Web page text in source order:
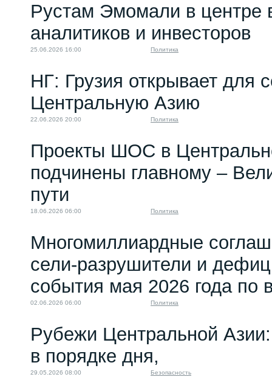
Рустам Эмомали в центре
аналитиков и инвесторов
25.06.2026 16:00 Политика
НГ: Грузия открывает для
Центральную Азию
22.06.2026 20:00 Политика
Проекты ШОС в
подчинены главному –
пути
18.06.2026 06:00 Политика
Многомиллиардные
сели-разрушители и
события мая 2026 года по
02.06.2026 06:00 Политика
Рубежи Центральной
в порядке дня,
29.05.2026 08:00 Безопасность